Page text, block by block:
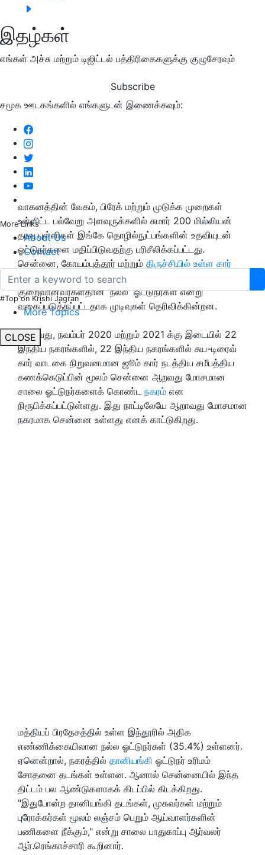
இதழ்கள்
எங்கள் அச்சு மற்றும் டிஜிட்டல் பத்திரிகைகளுக்கு குழுசேரவும்
Subscribe
சமூக ஊடகங்களில் எங்களுடன் இணைக்கவும்:
More Links
About Us
Contact
#Top on Krishi Jagran
More Topics
CLOSE
வாகனத்தின் வேகம், பிரேக் மற்றும் முடுக்க முறைகள்
உள்ளிட்ட பல்வேறு அளவுருக்களில் சுமார் 200 மில்லியன்
தரவு புள்ளிகள் இங்கே தொழில்நுட்பங்களின் உதவியுடன்
ஓட்டுநர்களை மதிப்பிடுவதற்கு பரிசீலிக்கப்பட்டது.
சென்னை, கோயம்புத்தூர் மற்றும் திருச்சியில் உள்ள கார்
ஓட்டுநர்களில் நான்கில் ஒரு பங்கிற்கும்
குறைவானவர்கள்தான் 'நல்ல' ஓட்டுநர்கள் என்று
வகைப்படுத்தப்பட்டதாக முடிவுகள் தெரிவிக்கின்றன.
அதாவது, நவம்பர் 2020 மற்றும் 2021 க்கு இடையில் 22
இந்திய நகரங்களில், 22 இந்திய நகரங்களில் சுய-டிரைவ்
கார் வாடகை நிறுவனமான ஜூம் கார் நடத்திய சமீபத்திய
கணக்கெடுப்பின் மூலம் சென்னை ஆறவது மோசமான
சாலை ஓட்டுநர்களைக் கொண்ட
நகரம் என
நிரூபிக்கப்பட்டுள்ளது. இது நாட்டிலேயே ஆறாவது மோசமான
நகரமாக சென்னை உள்ளது எனக் காட்டுகிறது.
மத்தியப் பிரதேசத்தில் உள்ள இந்தூரில் அதிக
எண்ணிக்கையிலான நல்ல ஓட்டுநர்கள் (35.4%) உள்ளனர்.
ஏனென்றால், நகரத்தில் தானியங்கி ஓட்டுநர் உரிமம்
சோதனை தடங்கள் உள்ளன. ஆனால் சென்னையில் இந்த
திட்டம் பல ஆண்டுகளாகக் கிடப்பில் கிடக்கிறது.
"இதுபோன்ற தானியங்கி தடங்கள், முகவர்கள் மற்றும்
புரோக்கர்கள் மூலம் லஞ்சம் பெறும் ஆய்வாளர்களின்
பணிகளை நீக்கும்," என்று சாலை பாதுகாப்பு ஆர்வலர்
ஆர்.ரெங்காச்சாரி கூறினார்.